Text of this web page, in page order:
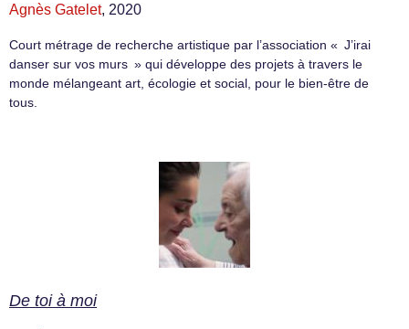
Agnès Gatelet, 2020
Court métrage de recherche artistique par l’association « J’irai
danser sur vos murs » qui développe des projets à travers le
monde mélangeant art, écologie et social, pour le bien-être de
tous.
De toi à moi